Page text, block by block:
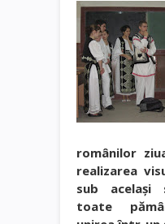
românilor
realizarea
sub acelaşi
toate